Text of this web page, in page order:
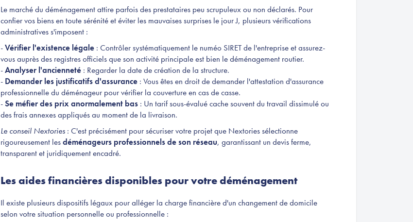
Le marché du déménagement attire parfois des prestataires peu scrupuleux ou non déclarés. Pour
confier vos biens en toute sérénité et éviter les mauvaises surprises le jour J, plusieurs vérifications
administratives s'imposent :
-Vérifier l'existence légale : Contrôler systématiquement le numéo SIRET de l'entreprise et assurez-
vous auprès des registres officiels que son activité principale est bien le déménagement routier.
-Analyser l'ancienneté : Regarder la date de création de la structure.
- Demander les justificatifs d'assurance : Vous êtes en droit de demander l'attestation d'assurance
professionnelle du déménageur pour vérifier la couverture en cas de casse.
-Se méfier des prix anormalement bas : Un tarif sous-évalué cache souvent du travail dissimulé ou
des frais annexes appliqués au moment de la livraison.
Le conseil Nextories : C'est précisément pour sécuriser votre projet que Nextories sélectionne
rigoureusement lesdéménageurs professionnels de son réseau, garantissant un devis ferme,
transparent et juridiquement encadré.
Les aides financières disponibles pour votre déménagement
Il existe plusieurs dispositifs légaux pour alléger la charge financière d'un changement de domicile
selon votre situation personnelle ou professionnelle :